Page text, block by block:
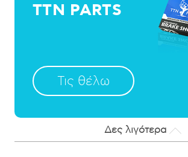
TTN PARTS
Τις θέλω
Δες λιγότερα